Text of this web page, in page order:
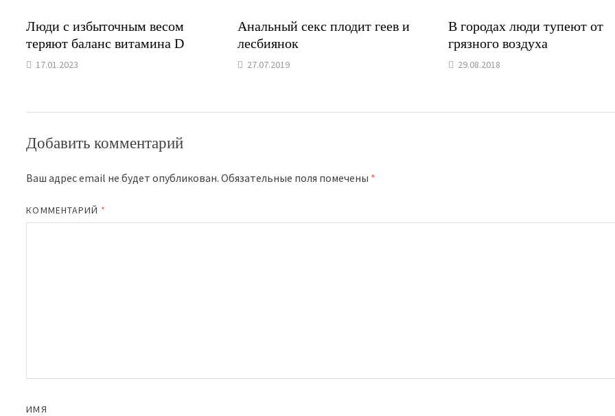
Люди с избыточным весом
теряют баланс витамина D
17.01.2023
Анальный секс плодит геев и
лесбиянок
27.07.2019
В городах люди тупеют от
грязного воздуха
29.08.2018
Добавить комментарий
Ваш адрес email не будет опубликован. Обязательные поля помечены *
КОММЕНТАРИЙ *
ИМЯ